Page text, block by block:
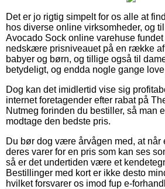
Det er jo rigtig simpelt for os alle at
hos diverse online virksomheder, og
Avocado Sock online varehuse
nedskære prisniveauet på en række af
babyer og børn, og tillige også til
betydeligt, og endda nogle gange
Dog kan det imidlertid vise sig
internet foretagender efter rabat på
Nutmeg forinden du bestiller, så man
modtage den bedste pris.
Du bør dog være årvågen med, at
deres varer for en pris som kan ses
så er det undertiden være et
Bestillinger med kort er ikke desto
hvilket forsvarer os imod fup e-